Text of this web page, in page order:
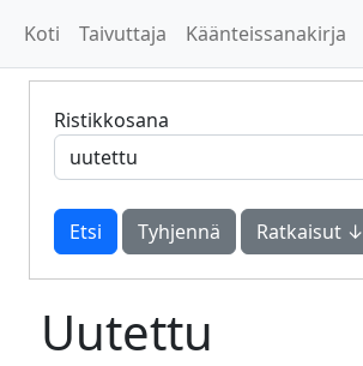
Koti Taivuttaja Käänteissanakirja
Ristikkosana
Tyhjennä Ratkaisut ↓
Uutettu